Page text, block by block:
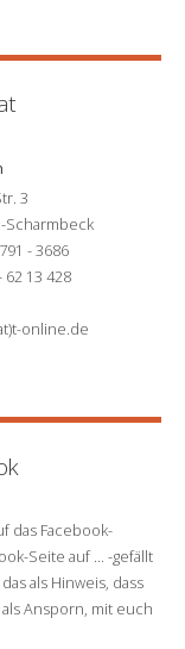
3
Scharmbeck
- 3686
62 13 428
online.de
das Facebook-
Seite auf ... -gefällt
als Hinweis, dass
Ansporn, mit euch